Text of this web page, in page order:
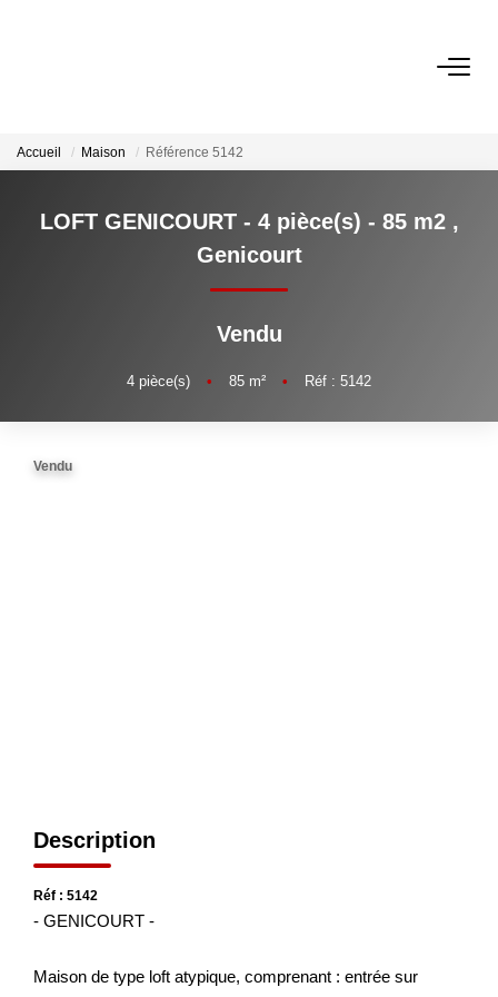
LOCATIONS
Espace Locataire
Accueil Maison Référence 5142
LOFT GENICOURT - 4 pièce(s) - 85 m2 ,
Genicourt
Vendu
4 pièce(s) • 85 m² • Réf : 5142
Vendu
Description
Réf : 5142
- GENICOURT -
Maison de type loft atypique, comprenant : entrée sur